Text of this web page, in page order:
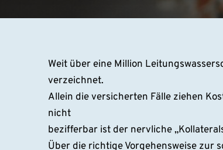
Weit über eine Million
verzeichnet.
Allein die versicherten Fälle ziehen
nicht
bezifferbar ist der nervliche
Über die richtige Vorgehensweise zur